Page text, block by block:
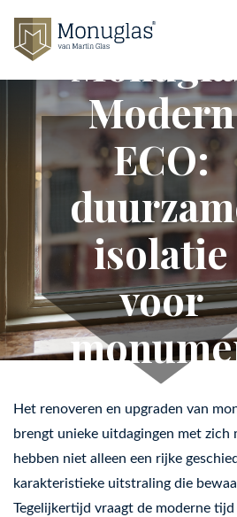
Modern
ECO:
isolatie
voor
Het renoveren en upgraden van
brengt unieke uitdagingen met zich
hebben niet alleen een rijke
karakteristieke uitstraling die
Tegelijkertijd vraagt de moderne